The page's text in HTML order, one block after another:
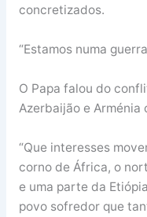
concretizados.
“Estamos numa
O Papa falou do
Azerbaijão e Arménia
“Que interesses
corno de África, o
e uma parte da
povo sofredor que